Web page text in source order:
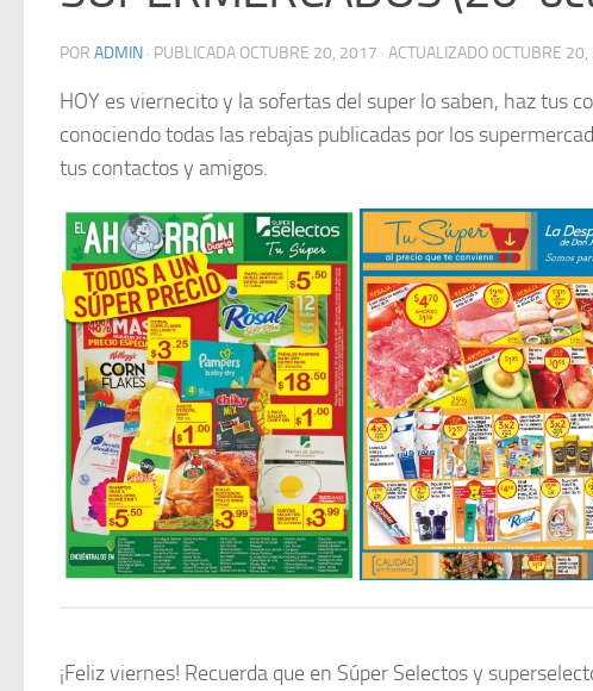
POR ADMIN · PUBLICADA OCTUBRE 20, 2017 · ACTUALIZADO OCTUBRE
HOY es viernecito y la sofertas del super lo saben, haz tus
conociendo todas las rebajas publicadas por los
tus contactos y amigos.
¡Feliz viernes! Recuerda que en Súper Selectos y